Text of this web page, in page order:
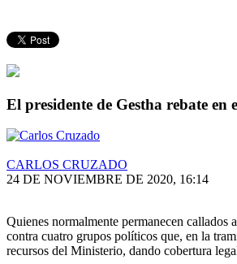
El presidente de Gestha rebate
CARLOS CRUZADO
24 DE NOVIEMBRE DE 2020, 16:14
Quienes normalmente permanecen callados
contra cuatro grupos políticos que, en la
recursos del Ministerio, dando cobertura